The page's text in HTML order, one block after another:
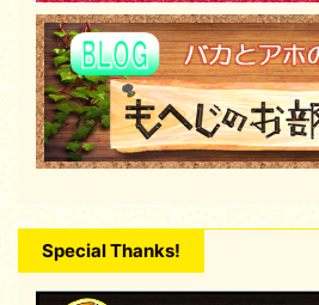
Special Thanks!